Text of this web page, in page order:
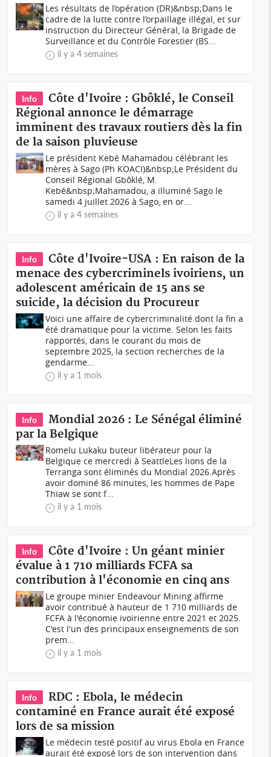
Les résultats de l’opération (DR)&nbsp;Dans le
cadre de la lutte contre l’orpaillage illégal, et sur
instruction du Directeur Général, la Brigade de
Surveillance et du Contrôle Forestier (BS...
il y a 4 semaines
Info
Côte d'Ivoire : Gbôklé, le Conseil
Régional annonce le démarrage
imminent des travaux routiers dès la fin
de la saison pluvieuse
Le président Kebé Mahamadou célébrant les
mères à Sago (Ph KOACI)&nbsp;Le Président du
Conseil Régional Gbôklé, M.
Kebé&nbsp;Mahamadou, a illuminé Sago le
samedi 4 juillet 2026 à Sago, en or...
il y a 4 semaines
Info
Côte d'Ivoire-USA : En raison de la
menace des cybercriminels ivoiriens, un
adolescent américain de 15 ans se
suicide, la décision du Procureur
Voici une affaire de cybercriminalité dont la fin a
été dramatique pour la victime. Selon les faits
rapportés, dans le courant du mois de
septembre 2025, la section recherches de la
gendarme...
il y a 1 mois
Info
Mondial 2026 : Le Sénégal éliminé
par la Belgique
Romelu Lukaku buteur libérateur pour la
Belgique ce mercredi à SeattleLes lions de la
Terranga sont éliminés du Mondial 2026.Après
avoir dominé 86 minutes, les hommes de Pape
Thiaw se sont f...
il y a 1 mois
Info
Côte d'Ivoire : Un géant minier
évalue à 1 710 milliards FCFA sa
contribution à l'économie en cinq ans
Le groupe minier Endeavour Mining affirme
avoir contribué à hauteur de 1 710 milliards de
FCFA à l'économie ivoirienne entre 2021 et 2025.
C'est l'un des principaux enseignements de son
prem...
il y a 1 mois
Info
RDC : Ebola, le médecin
contaminé en France aurait été exposé
lors de sa mission
Le médecin testé positif au virus Ebola en France
aurait été exposé lors de son intervention dans